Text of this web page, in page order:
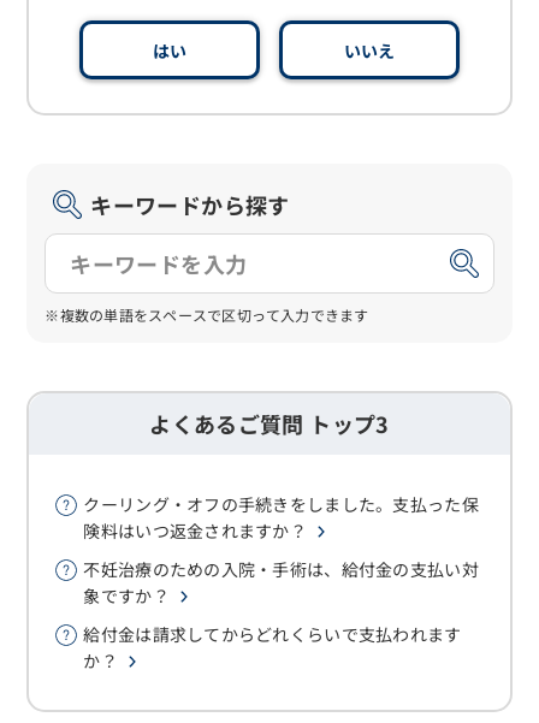
はい いいえ
キーワードから探す
※複数の単語をスペースで区切って入力できます
よくあるご質問 トップ3
クーリング・オフの手続きをしました。支払った保
険料はいつ返金されますか？
不妊治療のための入院・手術は、給付金の支払い対
象ですか？
給付金は請求してからどれくらいで支払われます
か？